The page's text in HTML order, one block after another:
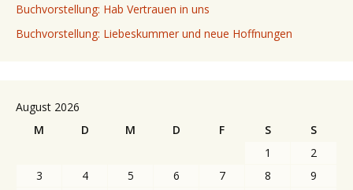
Buchvorstellung: Hab Vertrauen in uns
Buchvorstellung: Liebeskummer und neue Hoffnungen
August 2026
M
D M D F S
S
1
2
3
4 5 6 7 8
9